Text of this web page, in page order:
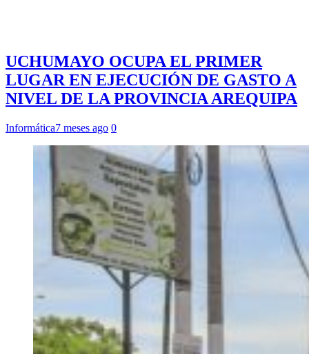
UCHUMAYO OCUPA EL PRIMER
LUGAR EN EJECUCIÓN DE GASTO A
NIVEL DE LA PROVINCIA AREQUIPA
Informática7 meses ago 0